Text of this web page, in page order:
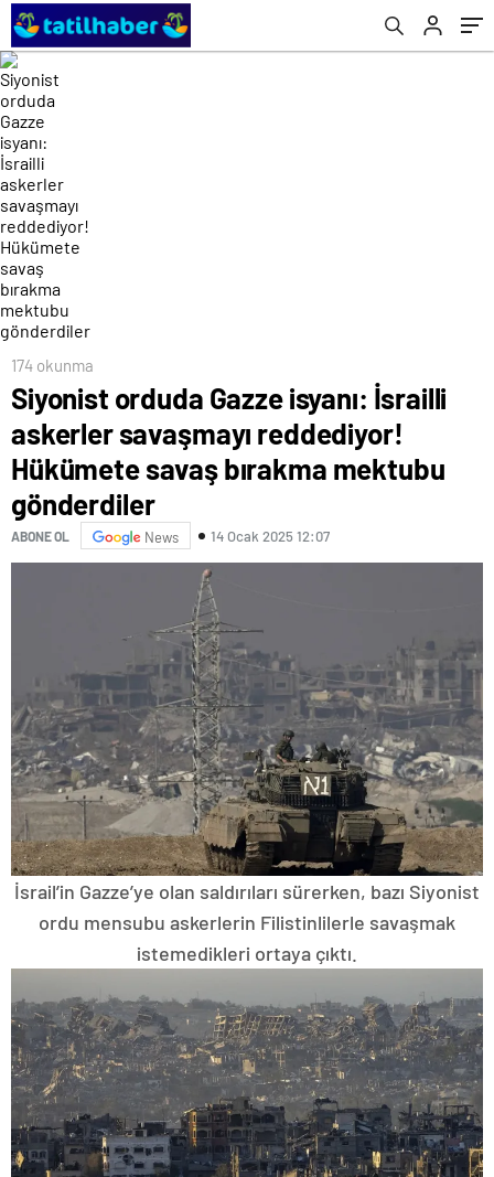
bırakma mektubu gönderdiler
174 okunma
Siyonist orduda Gazze isyanı: İsrailli
askerler savaşmayı reddediyor!
Hükümete savaş bırakma mektubu
gönderdiler
ABONE OL News 14 Ocak 2025 12:07
İsrail’in Gazze’ye olan saldırıları sürerken, bazı Siyonist
ordu mensubu askerlerin Filistinlilerle savaşmak
istemedikleri ortaya çıktı.